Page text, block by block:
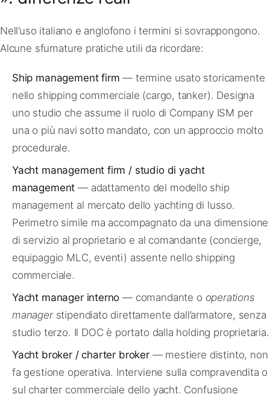
Nell’uso italiano e anglofono i termini si sovrappongono.
Alcune sfumature pratiche utili da ricordare:
Ship management firm — termine usato storicamente
nello shipping commerciale (cargo, tanker). Designa
uno studio che assume il ruolo di Company ISM per
una o più navi sotto mandato, con un approccio molto
procedurale.
Yacht management firm / studio di yacht
management — adattamento del modello ship
management al mercato dello yachting di lusso.
Perimetro simile ma accompagnato da una dimensione
di servizio al proprietario e al comandante (concierge,
equipaggio MLC, eventi) assente nello shipping
commerciale.
Yacht manager interno — comandante o operations
managerstipendiato direttamente dall’armatore, senza
studio terzo. Il DOC è portato dalla holding proprietaria.
Yacht broker / charter broker— mestiere distinto, non
fa gestione operativa. Interviene sulla compravendita o
sul charter commerciale dello yacht. Confusione